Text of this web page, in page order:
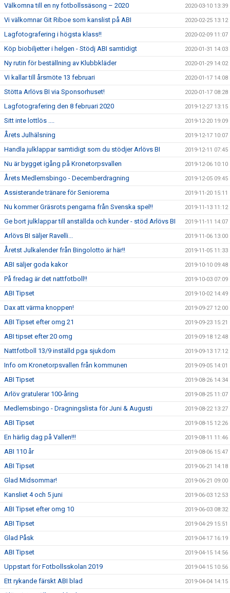
Välkomna till en ny fotbollssäsong – 2020 2020-03-10 13:39
Vi välkomnar Git Riboe som kanslist på ABI 2020-02-25 13:12
Lagfotografering i högsta klass!! 2020-02-09 11:07
Köp biobiljetter i helgen - Stödj ABI samtidigt 2020-01-31 14:03
Ny rutin för beställning av Klubbkläder 2020-01-29 14:02
Vi kallar till årsmöte 13 februari 2020-01-17 14:08
Stötta Arlövs BI via Sponsorhuset! 2020-01-17 08:28
Lagfotografering den 8 februari 2020 2019-12-27 13:15
Sitt inte lottlös .... 2019-12-20 19:09
Årets Julhälsning 2019-12-17 10:07
Handla julklappar samtidigt som du stödjer Arlövs BI 2019-12-11 07:45
Nu är bygget igång på Kronetorpsvallen 2019-12-06 10:10
Årets Medlemsbingo - Decemberdragning 2019-12-05 09:45
Assisterande tränare för Seniorerna 2019-11-20 15:11
Nu kommer Gräsrots pengarna från Svenska spel!! 2019-11-13 11:12
Ge bort julklappar till anställda och kunder - stöd Arlövs BI 2019-11-11 14:07
Arlövs BI säljer Ravelli... 2019-11-06 13:00
Åretst Julkalender från Bingolotto är här!! 2019-11-05 11:33
ABI säljer goda kakor 2019-10-10 09:48
På fredag är det nattfotboll!! 2019-10-03 07:09
ABI Tipset 2019-10-02 14:49
Dax att värma knoppen! 2019-09-27 12:00
ABI Tipset efter omg 21 2019-09-23 15:21
ABI tipset efter 20 omg 2019-09-18 12:48
Nattfotboll 13/9 inställd pga sjukdom 2019-09-13 17:12
Info om Kronetorpsvallen från kommunen 2019-09-05 14:01
ABI Tipset 2019-08-26 14:34
Arlöv gratulerar 100-åring 2019-08-25 11:07
Medlemsbingo - Dragningslista för Juni & Augusti 2019-08-22 13:27
ABI Tipset 2019-08-15 12:26
En härlig dag på Vallen!!! 2019-08-11 11:46
ABI 110 år 2019-08-06 15:47
ABI Tipset 2019-06-21 14:18
Glad Midsommar! 2019-06-21 09:00
Kansliet 4 och 5 juni 2019-06-03 12:53
ABI Tipset efter omg 10 2019-06-03 08:32
ABI Tipset 2019-04-29 15:51
Glad Påsk 2019-04-17 16:19
ABI Tipset 2019-04-15 14:56
Uppstart för Fotbollsskolan 2019 2019-04-15 10:56
Ett rykande färskt ABI blad 2019-04-04 14:15